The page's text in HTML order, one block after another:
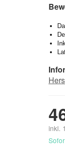
inkl.